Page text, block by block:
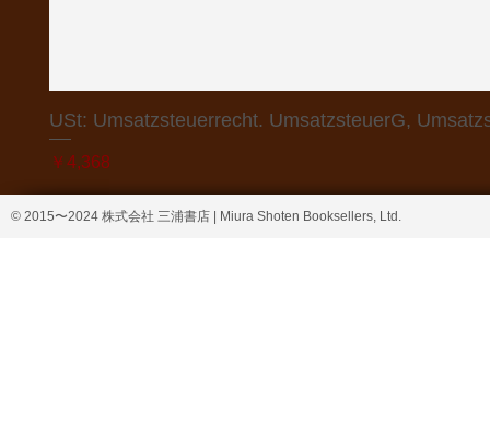
USt: Umsatzsteuerrecht. UmsatzsteuerG,
価格
￥4,368
© 2015〜2024 株式会社 三浦書店 | Miura Shoten Booksellers, Ltd.